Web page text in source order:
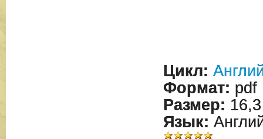
Цикл:
Формат: pdf
Размер:
Язык: